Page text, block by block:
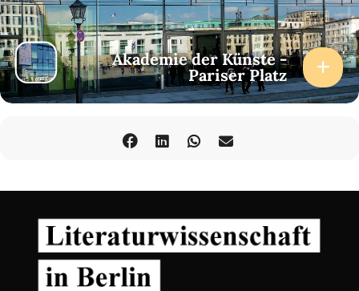
Akademie der Künste -
Pariser Platz